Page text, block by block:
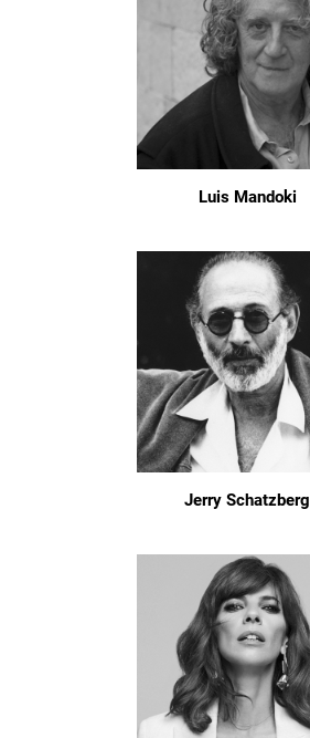
Luis Mandoki
Jerry Schatzberg